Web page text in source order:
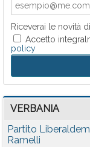
Riceverai le novità di
Accetto
policy
VERBANIA
Partito
Ramelli